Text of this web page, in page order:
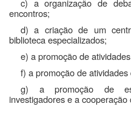
c) a organização de
encontros;
d) a criação de um
biblioteca especializados;
e) a promoção de
f) a promoção de
g) a promoção de
investigadores e a